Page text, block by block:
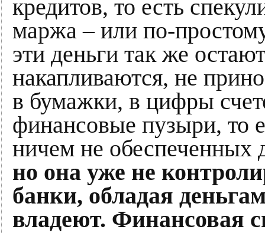
кредитов, то есть
маржа – или по-
эти деньги так же
накапливаются, не
в бумажки, в цифры
финансовые пузыри, то
ничем не обеспеченных
но она уже не
банки, обладая
владеют. Финансовая